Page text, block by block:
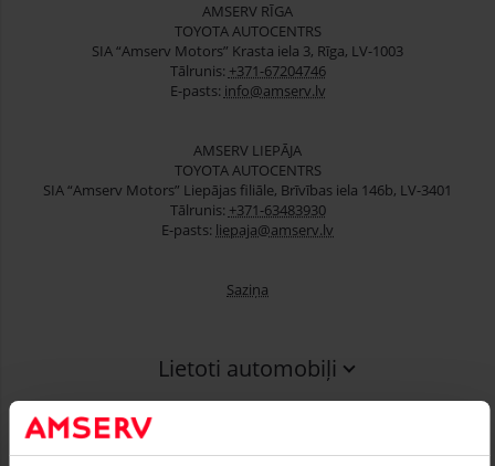
AMSERV RĪGA
TOYOTA AUTOCENTRS
SIA “Amserv Motors” Krasta iela 3, Rīga, LV-1003
Tālrunis: +371-67204746
E-pasts: info@amserv.lv
AMSERV LIEPĀJA
TOYOTA AUTOCENTRS
SIA “Amserv Motors” Liepājas filiāle, Brīvības iela 146b, LV-3401
Tālrunis: +371-63483930
E-pasts: liepaja@amserv.lv
Saziņa
Lietoti automobiļi
Serviss